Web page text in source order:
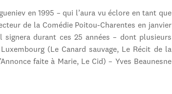
en 1995 – qui l’aura vu éclore en tant que
de la Comédie Poitou-Charentes en janvier
signera durant ces 25 années – dont plusieurs
(Le Canard sauvage, Le Récit de la
faite à Marie, Le Cid) – Yves Beaunesne